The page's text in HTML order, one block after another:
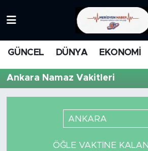
GÜNCEL DÜNYA EKONOMİ
Ankara Namaz Vakitleri
ANKARA
ÖĞLE VAKTINE
MANŞET
FİNANS
İstanbul Namaz Vakitleri
Trafik Durumu
Süper Lig Puan Durumu ve